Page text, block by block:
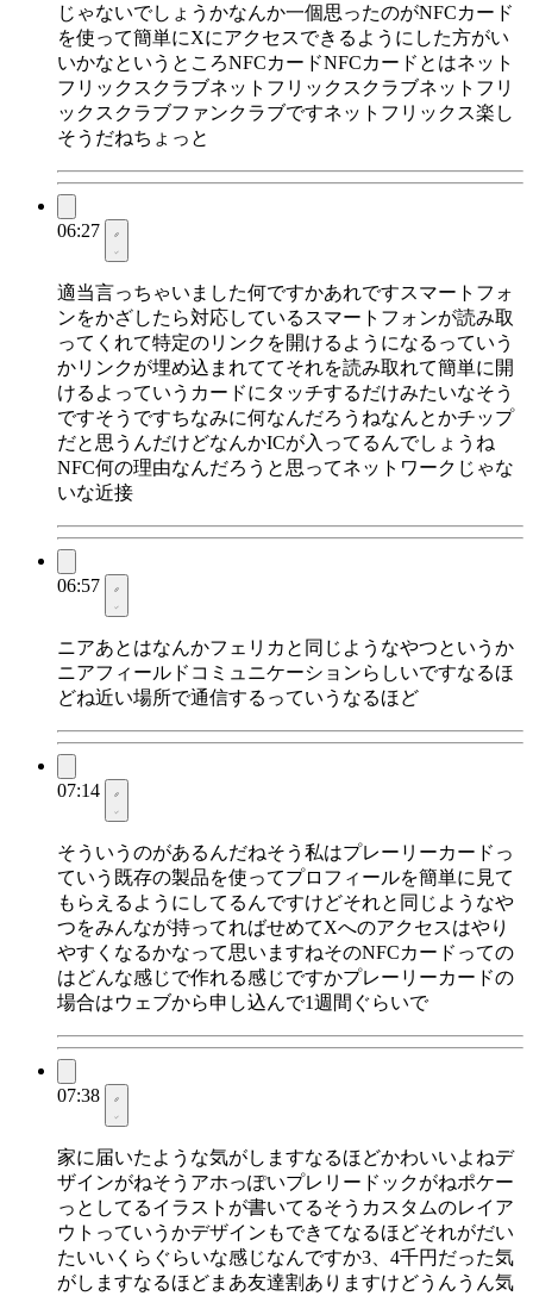
じゃないでしょうかなんか一個思ったのがNFCカード
を使って簡単にXにアクセスできるようにした方がい
いかなというところNFCカードNFCカードとはネット
フリックスクラブネットフリックスクラブネットフリ
ックスクラブファンクラブですネットフリックス楽し
そうだねちょっと
06:27
適当言っちゃいました何ですかあれですスマートフォ
ンをかざしたら対応しているスマートフォンが読み取
ってくれて特定のリンクを開けるようになるっていう
かリンクが埋め込まれててそれを読み取れて簡単に開
けるよっていうカードにタッチするだけみたいなそう
ですそうですちなみに何なんだろうねなんとかチップ
だと思うんだけどなんかICが入ってるんでしょうね
NFC何の理由なんだろうと思ってネットワークじゃな
いな近接
06:57
ニアあとはなんかフェリカと同じようなやつというか
ニアフィールドコミュニケーションらしいですなるほ
どね近い場所で通信するっていうなるほど
07:14
そういうのがあるんだねそう私はプレーリーカードっ
ていう既存の製品を使ってプロフィールを簡単に見て
もらえるようにしてるんですけどそれと同じようなや
つをみんなが持ってればせめてXへのアクセスはやり
やすくなるかなって思いますねそのNFCカードっての
はどんな感じで作れる感じですかプレーリーカードの
場合はウェブから申し込んで1週間ぐらいで
07:38
家に届いたような気がしますなるほどかわいいよねデ
ザインがねそうアホっぽいプレリードックがねポケー
っとしてるイラストが書いてるそうカスタムのレイア
ウトっていうかデザインもできてなるほどそれがだい
たいいくらぐらいな感じなんですか3、4千円だった気
がしますなるほどまあ友達割ありますけどうんうん気